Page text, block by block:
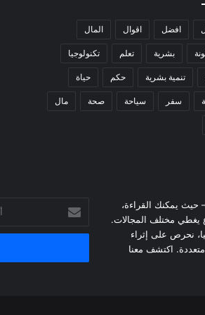
افضل اقوال المال
بشرية تعلم تكنولوجيا
تنمية بشرية حكم حياة
سفر سياحة صحة مال
حيث يمكنك القراءة،
يغطي مختلف المجالات.
نحرص على إثراء
اكتشف معنا
أدخل
بريدك
الإلكتروني